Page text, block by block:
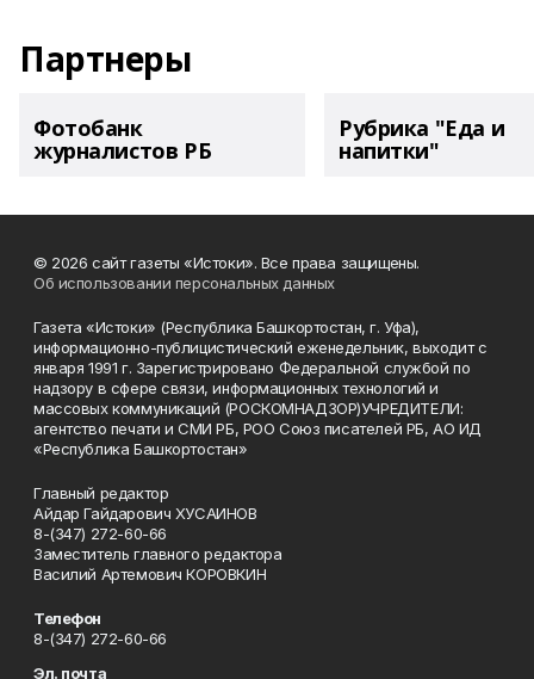
Партнеры
Фотобанк
журналистов РБ
Рубрика "Еда и
напитки"
© 2026 сайт газеты «Истоки». Все права защищены.
Об использовании персональных данных
Газета «Истоки» (Республика Башкортостан, г. Уфа),
информационно-публицистический еженедельник, выходит с
января 1991 г. Зарегистрировано Федеральной службой по
надзору в сфере связи, информационных технологий и
массовых коммуникаций (РОСКОМНАДЗОР)УЧРЕДИТЕЛИ:
агентство печати и СМИ РБ, РОО Союз писателей РБ, АО ИД
«Республика Башкортостан»
Главный редактор
Айдар Гайдарович ХУСАИНОВ
8-(347) 272-60-66
Заместитель главного редактора
Василий Артемович КОРОВКИН
Телефон
8-(347) 272-60-66
Эл. почта